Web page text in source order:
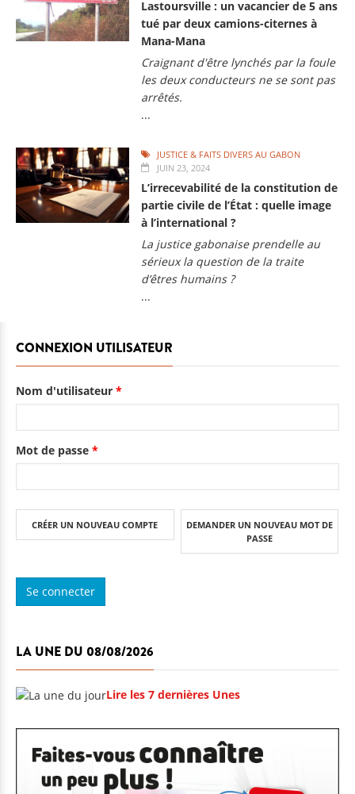
Lastoursville : un vacancier de 5 ans
tué par deux camions-citernes à
Mana-Mana
Craignant d'être lynchés par la foule
les deux conducteurs ne se sont pas
arrêtés.
...
JUSTICE & FAITS DIVERS AU GABON
JUIN 23, 2024
L’irrecevabilité de la constitution de
partie civile de l’État : quelle image
à l’international ?
La justice gabonaise prendelle au
sérieux la question de la traite
d’êtres humains ?
...
CONNEXION UTILISATEUR
Nom d'utilisateur *
Mot de passe *
CRÉER UN NOUVEAU COMPTE
DEMANDER UN NOUVEAU MOT DE
PASSE
LA UNE DU 08/08/2026
Lire les 7 dernières Unes